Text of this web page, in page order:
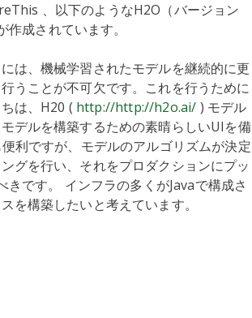
、以下のようなH2O（バージョン
成されています。
は、機械学習されたモデルを継続的に更
うことが不可欠です。これを行うために
は、H20 ( http://http://h2o.ai/ ) モデル
デルを構築するための素晴らしいUIを備
利ですが、モデルのアルゴリズムが決定
グを行い、それをプロダクションにプッ
です。 インフラの多くがJavaで構成さ
を構築したいと考えています。